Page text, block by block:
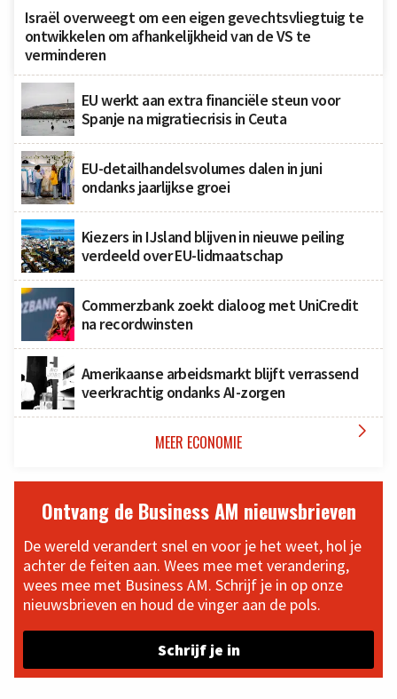
Israël overweegt om een eigen gevechtsvliegtuig te
ontwikkelen om afhankelijkheid van de VS te
verminderen
EU werkt aan extra financiële steun voor
Spanje na migratiecrisis in Ceuta
EU-detailhandelsvolumes dalen in juni
ondanks jaarlijkse groei
Kiezers in IJsland blijven in nieuwe peiling
verdeeld over EU-lidmaatschap
Commerzbank zoekt dialoog met UniCredit
na recordwinsten
Amerikaanse arbeidsmarkt blijft verrassend
veerkrachtig ondanks AI-zorgen
MEER ECONOMIE 
Ontvang de Business AM nieuwsbrieven
De wereld verandert snel en voor je het weet, hol je
achter de feiten aan. Wees mee met verandering,
wees mee met Business AM. Schrijf je in op onze
nieuwsbrieven en houd de vinger aan de pols.
Schrijf je in